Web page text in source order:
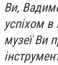
Ви,
успіхом
музеї Ви